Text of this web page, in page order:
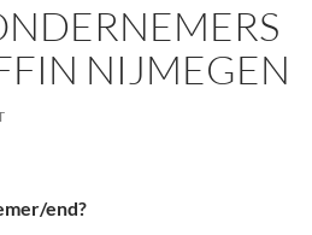
NIJMEGEN
end?